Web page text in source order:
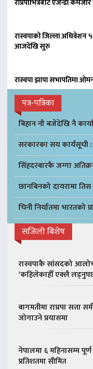
राप्रपाभित्रैबाट एजेन्डा
रास्वपाको जिल्ला अधिवेशन
आजदेखि सुरु
रास्वपा झापा सभापतिमा
पत्र-पत्रिका
बिहान नौ बजेदेखि नै
सरकारका सय कार्यसूची :
सिंहदरबारकै जग्गा
छानबिनको दायरामा
चिनी निर्यातमा भारतको
सजिलो बिशेष
रास्वपाकै सांसदको
‘कहिलेकाहीँ एक्लै
बागमतीमा राप्रपा सत्ता
जोगाउने प्रयासमा
नेपालमा ६ महिनासम्म
प्रतिशतमा सीमित